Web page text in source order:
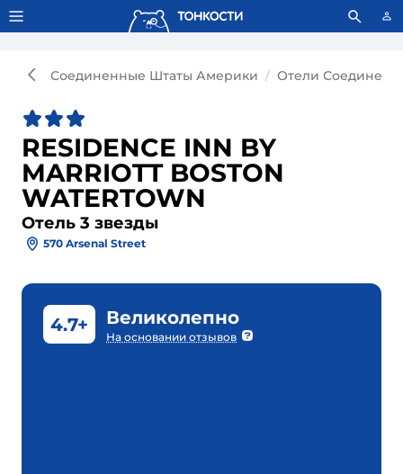
Тонкости используют сookie-файлы. Что это значит?
Соединенные Штаты Америки Отели
RESIDENCE INN BY
MARRIOTT BOSTON
WATERTOWN
Отель 3 звезды
570 Arsenal Street
4.7+ Великолепно
На основании отзывов